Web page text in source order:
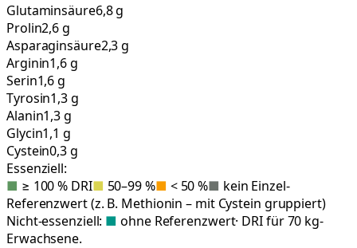
Glutaminsäure6,8 g
Prolin2,6 g
Asparaginsäure2,3 g
Arginin1,6 g
Serin1,6 g
Tyrosin1,3 g
Alanin1,3 g
Glycin1,1 g
Cystein0,3 g
Essenziell:
■ ≥ 100 % DRI■ 50–99 %■ < 50 %■ kein Einzel-
Referenzwert (z. B. Methionin – mit Cystein gruppiert)
Nicht-essenziell: ■ ohne Referenzwert· DRI für 70 kg-
Erwachsene.